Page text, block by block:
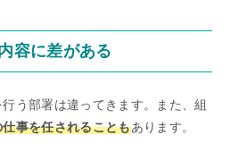
容に差がある
う部署は違ってきます。また、組
事を任されることもあります。